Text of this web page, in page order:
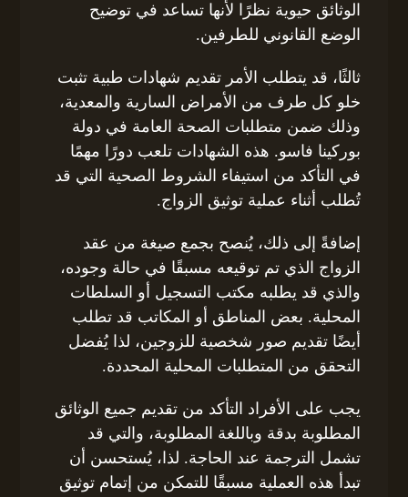
الوثائق حيوية نظرًا لأنها تساعد في توضيح
الوضع القانوني للطرفين.
ثالثًا، قد يتطلب الأمر تقديم شهادات طبية تثبت
خلو كل طرف من الأمراض السارية والمعدية،
وذلك ضمن متطلبات الصحة العامة في دولة
بوركينا فاسو. هذه الشهادات تلعب دورًا مهمًا
في التأكد من استيفاء الشروط الصحية التي قد
تُطلب أثناء عملية توثيق الزواج.
إضافةً إلى ذلك، يُنصح بجمع صيغة من عقد
الزواج الذي تم توقيعه مسبقًا في حالة وجوده،
والذي قد يطلبه مكتب التسجيل أو السلطات
المحلية. بعض المناطق أو المكاتب قد تطلب
أيضًا تقديم صور شخصية للزوجين، لذا يُفضل
التحقق من المتطلبات المحلية المحددة.
يجب على الأفراد التأكد من تقديم جميع الوثائق
المطلوبة بدقة وباللغة المطلوبة، والتي قد
تشمل الترجمة عند الحاجة. لذا، يُستحسن أن
تبدأ هذه العملية مسبقًا للتمكن من إتمام توثيق